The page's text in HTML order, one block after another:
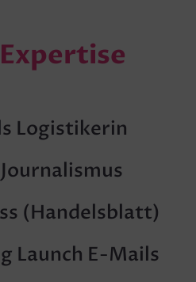
Logistikerin
(Handelsblatt)
Launch E-Mails